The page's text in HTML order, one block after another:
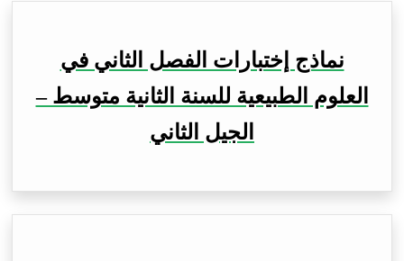
نماذج إختبارات الفصل الثاني في
العلوم الطبيعية للسنة الثانية متوسط –
الجيل الثاني